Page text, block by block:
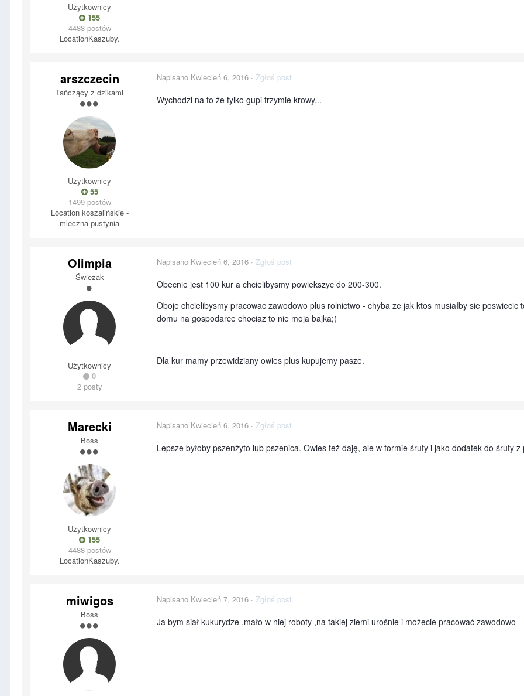
Użytkownicy
155
4488 postów
LocationKaszuby.
arszczecin
Tańczący z dzikami
Użytkownicy
55
1499 postów
Locationkoszalińskie -
mleczna pustynia
Napisano Kwiecień 6, 2016 · Zgłoś post
Wychodzi na to że tylko gupi trzymie krowy...
Olimpia
Świeżak
Użytkownicy
0
2 posty
Napisano Kwiecień 6, 2016 · Zgłoś post
Obecnie jest 100 kur a chcielibysmy powiekszyc do 200-300.
Oboje chcielibysmy pracowac zawodowo plus rolnictwo - chyba ze jak ktos musiałby sie
domu na gospodarce chociaz to nie moja bajka;(
Dla kur mamy przewidziany owies plus kupujemy pasze.
Marecki
Boss
Użytkownicy
155
4488 postów
LocationKaszuby.
Napisano Kwiecień 6, 2016 · Zgłoś post
Lepsze byłoby pszenżyto lub pszenica. Owies też daję, ale w formie śruty i jako dodatek do śruty z
miwigos
Boss
Napisano Kwiecień 7, 2016 · Zgłoś post
Ja bym siał kukurydze ,mało w niej roboty ,na takiej ziemi urośnie i możecie pracować zawodowo